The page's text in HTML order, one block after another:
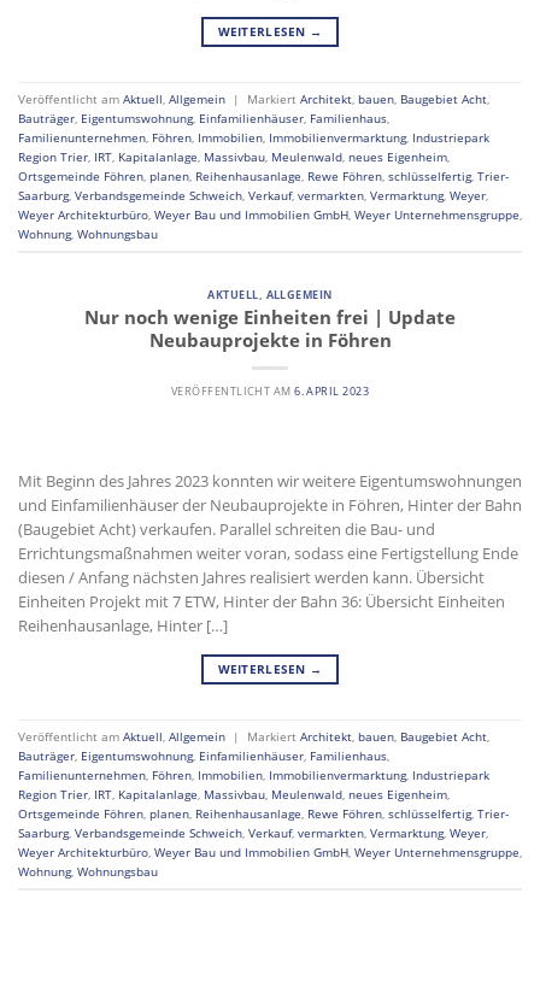
WEITERLESEN →
Veröffentlicht am Aktuell, Allgemein | Markiert Architekt, bauen, Baugebiet Acht,
Bauträger, Eigentumswohnung, Einfamilienhäuser, Familienhaus,
Familienunternehmen, Föhren, Immobilien, Immobilienvermarktung, Industriepark
Region Trier, IRT, Kapitalanlage, Massivbau, Meulenwald, neues Eigenheim,
Ortsgemeinde Föhren, planen, Reihenhausanlage, Rewe Föhren, schlüsselfertig, Trier-
Saarburg, Verbandsgemeinde Schweich, Verkauf, vermarkten, Vermarktung, Weyer,
Weyer Architekturbüro, Weyer Bau und Immobilien GmbH, Weyer Unternehmensgruppe,
Wohnung, Wohnungsbau
AKTUELL, ALLGEMEIN
Nur noch wenige Einheiten frei | Update
Neubauprojekte in Föhren
VERÖFFENTLICHT AM6. APRIL 2023
Mit Beginn des Jahres 2023 konnten wir weitere Eigentumswohnungen
und Einfamilienhäuser der Neubauprojekte in Föhren, Hinter der Bahn
(Baugebiet Acht) verkaufen. Parallel schreiten die Bau- und
Errichtungsmaßnahmen weiter voran, sodass eine Fertigstellung Ende
diesen / Anfang nächsten Jahres realisiert werden kann. Übersicht
Einheiten Projekt mit 7 ETW, Hinter der Bahn 36: Übersicht Einheiten
Reihenhausanlage, Hinter […]
WEITERLESEN →
Veröffentlicht am Aktuell, Allgemein | Markiert Architekt, bauen, Baugebiet Acht,
Bauträger, Eigentumswohnung, Einfamilienhäuser, Familienhaus,
Familienunternehmen, Föhren, Immobilien, Immobilienvermarktung, Industriepark
Region Trier, IRT, Kapitalanlage, Massivbau, Meulenwald, neues Eigenheim,
Ortsgemeinde Föhren, planen, Reihenhausanlage, Rewe Föhren, schlüsselfertig, Trier-
Saarburg, Verbandsgemeinde Schweich, Verkauf, vermarkten, Vermarktung, Weyer,
Weyer Architekturbüro, Weyer Bau und Immobilien GmbH, Weyer Unternehmensgruppe,
Wohnung, Wohnungsbau